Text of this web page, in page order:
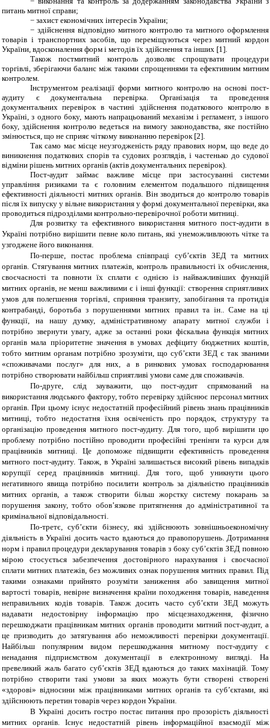
питань митної справи;
− захист економічних інтересів України;
− здійснення відповідно митного контролю та митного оформлення
товарів і транспортних засобів, що переміщуються через митний кордон
України, вдосконалення форм і методів їх здійснення та інших [1].
Також постмитний контроль дозволяє спрощувати процедури
торгівлі, зберігаючи баланс між такими спрощеннями та ефективним митним
контролем.
Інструментом реалізації форми митного контролю на основі пост-
аудиту є документальна перевірка. Організація та проведення
документальних перевірок в частині здійснення податкового контролю в
Україні, з одного боку, мають напрацьований механізм і регламент, з іншого
боку, здійснення контролю ведеться на вимогу законодавства, яке постійно
змінюється, що не сприяє чіткому виконанню перевірок[2].
Так само має місце неузгодженість ряду правових норм, що веде до
виникнення податкових спорів та судових розглядів, і частенько до судової
відміни рішень митних органів (актів документальних перевірок).
Пост-аудит займає важливе місце при застосуванні системи
управління ризиками та є головним елементом подальшого підвищення
ефективності діяльності митних органів. Він зводиться до контролю товарів
після їх випуску у вільне використання у формі документальної перевірки, яка
проводиться підрозділами контрольно-перевірочної роботи митниці.
Для розвитку та ефективного використання митного пост-аудити в
Україні потрібно вирішити певне коло питань, які унеможливлюють чітке та
узгоджене його виконання.
По-перше, постає проблема співпраці суб’єктів ЗЕД та митних
органів. Стягування митних платежів, контроль правильності їх обчислення,
своєчасності та повноти їх сплати є однією із найважливіших функцій
митних органів, не менш важливими є і інші функції: створення сприятливих
умов для полегшення торгівлі, сприяння транзиту, запобігання та протидія
контрабанді, боротьба з порушеннями митних правил та ін.. Саме на ці
функції, на нашу думку, адміністративному апарату митної служби і
потрібно звернути увагу, адже за останні роки фіскальна функція митних
органів мала пріоритетне значення в умовах дефіциту бюджетних коштів,
тобто митним органам потрібно зрозуміти, що суб’єкти ЗЕД є так званими
«споживачами послуг» для них, а в ринкових умовах господарювання
потрібно створювати найбільш сприятливі умови саме для споживачів.
По-друге, слід зауважити, що пост-аудит спрямований на
використання людського фактору, тобто перевірку здійснює персонал митних
органів. При цьому існує недостатній професійний рівень знань працівників
митниці, тобто недостатня їхня освіченість про порядок, структуру та
організацію проведення митного пост-аудиту. Для того, щоб вирішити цю
проблему потрібно постійно проводити професійні тренінги та курси для
працівників митниці. Це допоможе підвищити ефективність проведення
митного пост-аудиту. Також, в Україні залишається високий рівень випадків
корупції серед працівників митниці. Для того, щоб уникнути цього
негативного явища потрібно посилити контроль за діяльністю працівників
митних органів, а також створити більш жорстку систему покарань за
порушення закону, тобто обов’язкове притягнення до адміністративної та
кримінальної відповідальності.
По-третє, суб’єкти бізнесу, які здійснюють зовнішньоекономічну
діяльність в Україні досить часто вдаються до правопорушень. Дотримання
норм і правил процедури декларування товарів з боку суб’єктів ЗЕД повною
мірою стосується забезпечення достовірного нарахування і своєчасної
сплати митних платежів, без можливих ознак порушення митних правил. Під
такими ознаками прийнято розуміти заниження або завищення митної
вартості товарів, невірне визначення країни походження товарів, наведення
неправильних кодів товарів. Також досить часто суб’єкти ЗЕД можуть
надавати недостовірну інформацію про місцезнаходження, фізично
перешкоджати працівникам митних органів проводити митний пост-аудит, а
це призводить до затягування або неможливості перевірки документації.
Найбільш популярним видом перешкоджання митному пост-аудиту є
ненадання підприємством документації в електронному вигляді. На
превеликий жаль багато суб’єктів ЗЕД вдаються до таких махінацій. Тому
потрібно створити такі умови за яких можуть бути створені створені
«здорові» відносини між працівниками митних органів та суб’єктами, які
здійснюють перетин товарів через кордон України.
В Україні досить гостро постає питання про прозорість діяльності
митних органів. Існує недостатній рівень інформаційної взаємодії між